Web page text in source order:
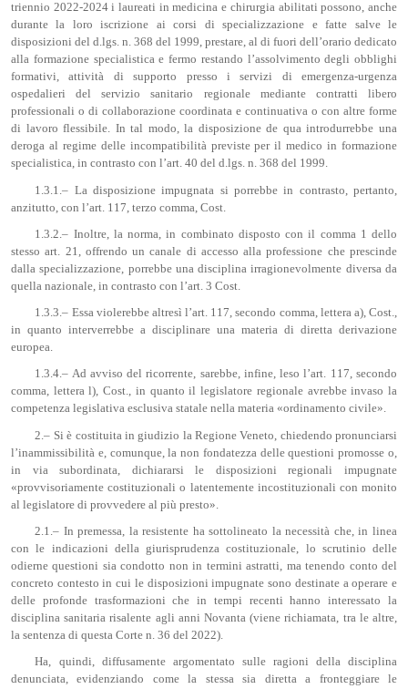
triennio 2022-2024 i laureati in medicina e chirurgia abilitati possono, anche
durante la loro iscrizione ai corsi di specializzazione e fatte salve le
disposizioni del d.lgs. n. 368 del 1999, prestare, al di fuori dell’orario dedicato
alla formazione specialistica e fermo restando l’assolvimento degli obblighi
formativi, attività di supporto presso i servizi di emergenza-urgenza
ospedalieri del servizio sanitario regionale mediante contratti libero
professionali o di collaborazione coordinata e continuativa o con altre forme
di lavoro flessibile. In tal modo, la disposizione de qua introdurrebbe una
deroga al regime delle incompatibilità previste per il medico in formazione
specialistica, in contrasto con l’art. 40 del d.lgs. n. 368 del 1999.
1.3.1.– La disposizione impugnata si porrebbe in contrasto, pertanto,
anzitutto, con l’art. 117, terzo comma, Cost.
1.3.2.– Inoltre, la norma, in combinato disposto con il comma 1 dello
stesso art. 21, offrendo un canale di accesso alla professione che prescinde
dalla specializzazione, porrebbe una disciplina irragionevolmente diversa da
quella nazionale, in contrasto con l’art. 3 Cost.
1.3.3.– Essa violerebbe altresì l’art. 117, secondo comma, lettera a), Cost.,
in quanto interverrebbe a disciplinare una materia di diretta derivazione
europea.
1.3.4.– Ad avviso del ricorrente, sarebbe, infine, leso l’art. 117, secondo
comma, lettera l), Cost., in quanto il legislatore regionale avrebbe invaso la
competenza legislativa esclusiva statale nella materia «ordinamento civile».
2.– Si è costituita in giudizio la Regione Veneto, chiedendo pronunciarsi
l’inammissibilità e, comunque, la non fondatezza delle questioni promosse o,
in via subordinata, dichiararsi le disposizioni regionali impugnate
«provvisoriamente costituzionali o latentemente incostituzionali con monito
al legislatore di provvedere al più presto».
2.1.– In premessa, la resistente ha sottolineato la necessità che, in linea
con le indicazioni della giurisprudenza costituzionale, lo scrutinio delle
odierne questioni sia condotto non in termini astratti, ma tenendo conto del
concreto contesto in cui le disposizioni impugnate sono destinate a operare e
delle profonde trasformazioni che in tempi recenti hanno interessato la
disciplina sanitaria risalente agli anni Novanta (viene richiamata, tra le altre,
la sentenza di questa Corte n. 36 del 2022).
Ha, quindi, diffusamente argomentato sulle ragioni della disciplina
denunciata, evidenziando come la stessa sia diretta a fronteggiare le